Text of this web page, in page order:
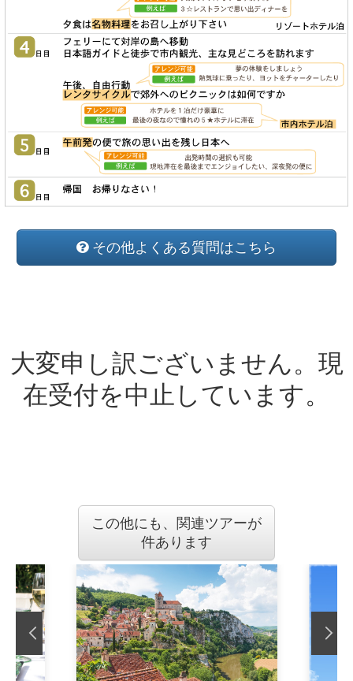
その他よくある質問はこちら
大変申し訳ございません。現
在受付を中止しています。
この他にも、関連ツアーが
件あります